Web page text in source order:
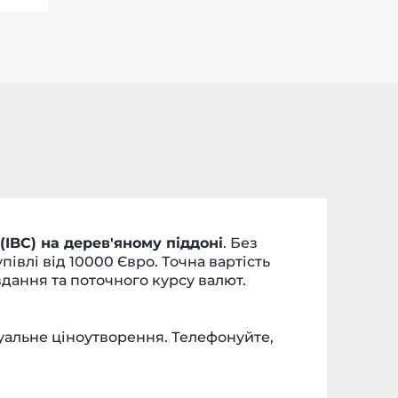
на дерев'яному піддоні. Без
від 10000 Євро. Точна вартість
та поточного курсу валют.
ціноутворення. Телефонуйте,